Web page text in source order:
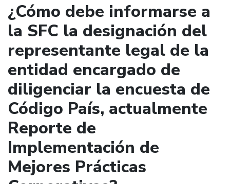
¿Cómo debe informarse a
la SFC la designación del
representante legal de la
entidad encargado de
diligenciar la encuesta de
Código País, actualmente
Reporte de
Implementación de
Mejores Prácticas